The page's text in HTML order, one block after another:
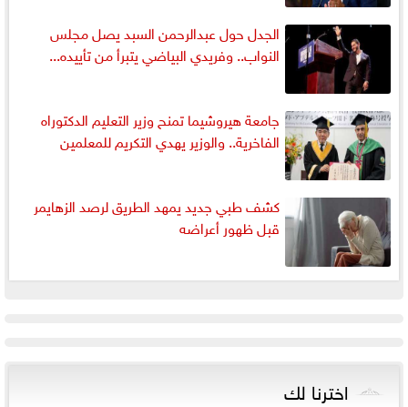
الجدل حول عبدالرحمن السبد يصل مجلس
النواب.. وفريدي البياضي يتبرأ من تأييده...
جامعة هيروشيما تمنح وزير التعليم الدكتوراه
الفاخرية.. والوزير يهدي التكريم للمعلمين
كشف طبي جديد يمهد الطريق لرصد الزهايمر
قبل ظهور أعراضه
اخترنا لك